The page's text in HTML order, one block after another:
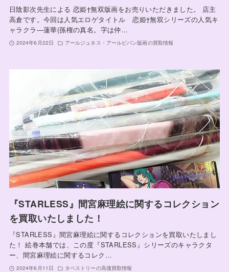
日陰影次先生による 恋姫†無双版画をお売りいただきました。 店主
高倉です。今回は人気エロゲタイトル 恋姫†無双シリーズの人気キ
ャラクラ―蓮華(孫権の真名。字は仲…
2024年6月22日 アールジュネス・アールビバン版画の買取情報
『STARLESS』間宮麻理絵に関するコレクション
を買取いたしました！
『STARLESS』間宮麻理絵に関するコレクションを買取いたしまし
た！ 絵巻本舗では、この度『STARLESS』シリーズのキャラクタ
ー、間宮麻理絵に関するコレク…
2024年6月11日 タペストリーの高価買取情報